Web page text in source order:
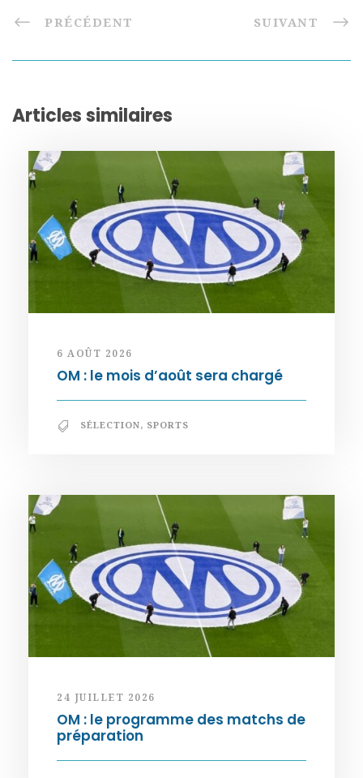
PRÉCÉDENT SUIVANT
Articles similaires
6 AOÛT 2026
OM : le mois d’août sera chargé
SÉLECTION, SPORTS
24 JUILLET 2026
OM : le programme des matchs de
préparation